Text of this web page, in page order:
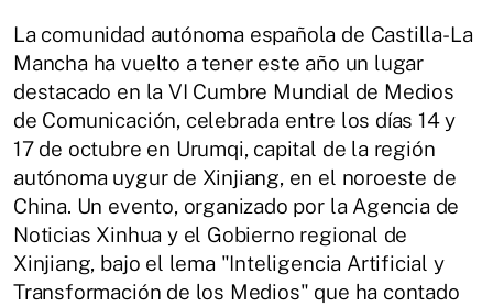
La comunidad autónoma española de Castilla-La
Mancha ha vuelto a tener este año un lugar
destacado en la VI Cumbre Mundial de Medios
de Comunicación, celebrada entre los días 14 y
17 de octubre en Urumqi, capital de la región
autónoma uygur de Xinjiang, en el noroeste de
China. Un evento, organizado por la Agencia de
Noticias Xinhua y el Gobierno regional de
Xinjiang, bajo el lema "Inteligencia Artificial y
Transformación de los Medios" que ha contado